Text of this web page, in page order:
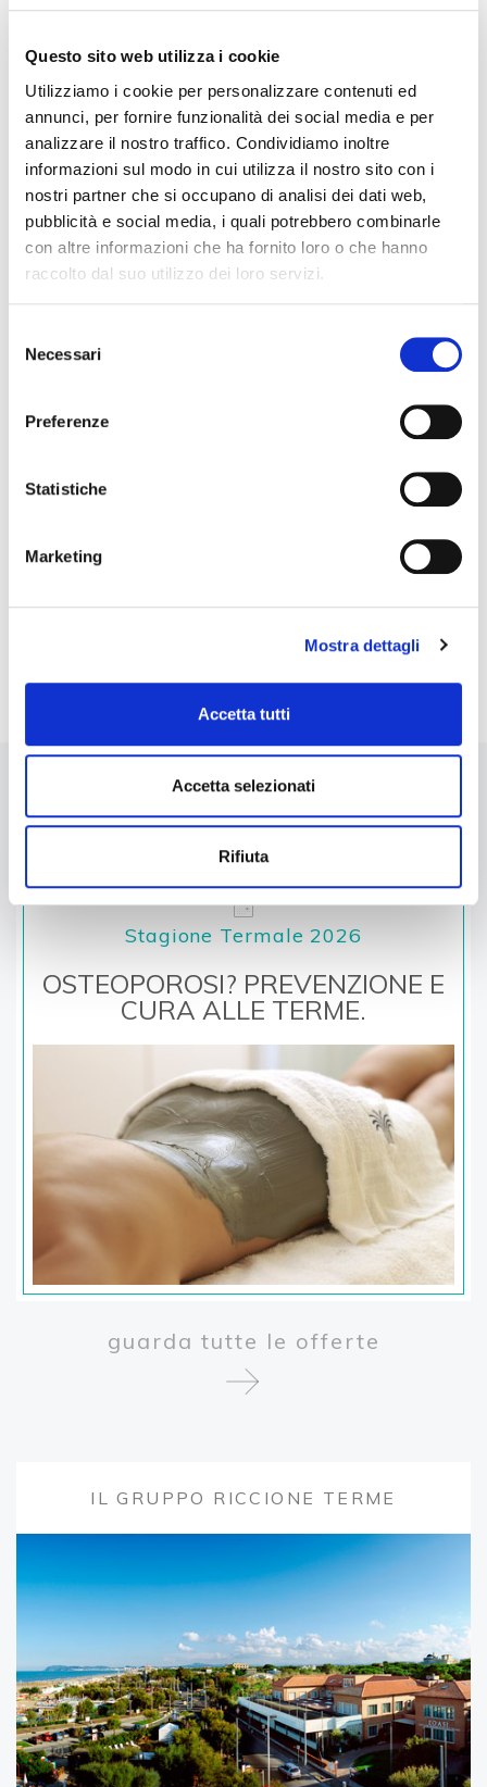
Questo sito web utilizza i cookie
Utilizziamo i cookie per personalizzare contenuti ed
annunci, per fornire funzionalità dei social media e per
analizzare il nostro traffico. Condividiamo inoltre
informazioni sul modo in cui utilizza il nostro sito con i
nostri partner che si occupano di analisi dei dati web,
pubblicità e social media, i quali potrebbero combinarle
con altre informazioni che ha fornito loro o che hanno
raccolto dal suo utilizzo dei loro servizi.
delNecessari
Preferenze
Statistiche
Marketing
Mostra dettagli
Accetta tutti
Accetta selezionati
Rifiuta
PACCHETTI BENESSERE TERMALE
OCCASIONI DA COGLIERE AL
VOLO
Stagione Termale 2026
OSTEOPOROSI? PREVENZIONE E
CURA ALLE TERME.
guarda tutte le offerte
IL GRUPPO RICCIONE TERME